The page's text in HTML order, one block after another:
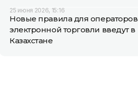
25 июня 2026, 15:16
Новые правила для операторов
электронной торговли введут в
Казахстане